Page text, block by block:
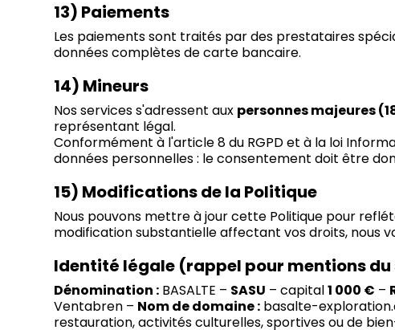
13) Paiements
Les paiements sont traités par des prestataires
données complètes de carte bancaire.
14) Mineurs
Nos services s'adressent aux personnes majeures
représentant légal.
Conformément à l'article 8 du RGPD et à la loi
données personnelles : le consentement doit être
15) Modifications de la Politique
Nous pouvons mettre à jour cette Politique pour
modification substantielle affectant vos droits, nous
Identité légale (rappel pour mentions
Dénomination : BASALTE – SASU – capital1 000 € –
Ventabren – Nom de domaine : basalte-
restauration, activités culturelles, sportives ou de